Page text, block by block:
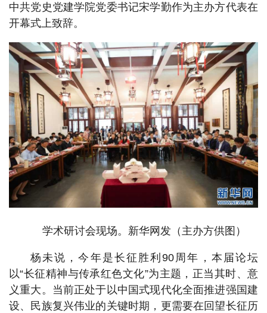
中共党史党建学院党委书记宋学勤作为主办方代表在
开幕式上致辞。
学术研讨会现场。新华网发（主办方供图）
杨未说，今年是长征胜利90周年，本届论坛
以“长征精神与传承红色文化”为主题，正当其时、意
义重大。当前正处于以中国式现代化全面推进强国建
设、民族复兴伟业的关键时期，更需要在回望长征历